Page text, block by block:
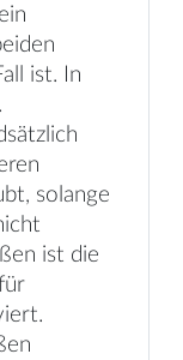
ist. In
solange
ist die